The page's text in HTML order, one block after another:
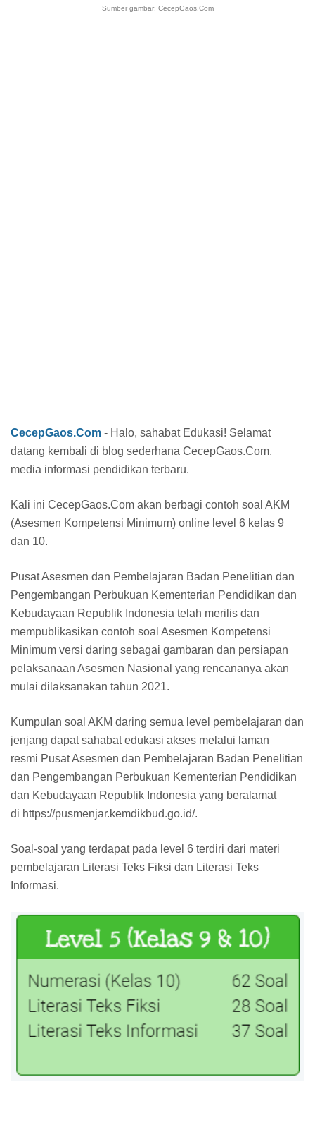
Sumber gambar: CecepGaos.Com
CecepGaos.Com - Halo, sahabat Edukasi! Selamat
datang kembali di blog sederhana CecepGaos.Com,
media informasi pendidikan terbaru.
Kali ini CecepGaos.Com akan berbagi contoh soal AKM
(Asesmen Kompetensi Minimum) online level 6 kelas 9
dan 10.
Pusat Asesmen dan Pembelajaran Badan Penelitian dan
Pengembangan Perbukuan Kementerian Pendidikan dan
Kebudayaan Republik Indonesia telah merilis dan
mempublikasikan contoh soal Asesmen Kompetensi
Minimum versi daring sebagai gambaran dan persiapan
pelaksanaan Asesmen Nasional yang rencananya akan
mulai dilaksanakan tahun 2021.
Kumpulan soal AKM daring semua level pembelajaran dan
jenjang dapat sahabat edukasi akses melalui laman
resmi Pusat Asesmen dan Pembelajaran Badan Penelitian
dan Pengembangan Perbukuan Kementerian Pendidikan
dan Kebudayaan Republik Indonesia yang beralamat
di https://pusmenjar.kemdikbud.go.id/.
Soal-soal yang terdapat pada level 6 terdiri dari materi
pembelajaran Literasi Teks Fiksi dan Literasi Teks
Informasi.